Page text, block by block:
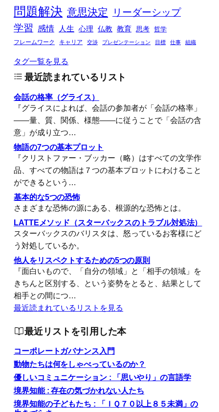
問題解決 意思決定
リーダーシップ
学習
感情 人生 心理 仏教 教育 思考
哲学
フレームワーク
キャリア 交渉 プレゼンテーション 目標 仕事 組織
タグ一覧を見る
最近読まれているリスト
会話の格率（グライス）
『グライスによれば、会話の参加者が「会話の格率」
――量、質、関係、様態――に従うことで「会話の含
意」が成り立つ…
物語の7つの基本プロット
『クリストファー・ブッカー（略）はすべての文学作
品、すべての物語は７つの基本プロットにわけること
ができるという…
基本的な5つの恐怖
さまざまな恐怖の源にある、根源的な恐怖とは。
LATTEメソッド（スターバックスのトラブル対処法）
スターバックスのバリスタは、怒っているお客様にど
う対処しているか。
他人をリスペクトするための5つの原則
『面白いもので、「自分の領域」と「相手の領域」を
きちんと区別する、という姿勢をとると、結果として
相手との間につ…
最近読まれているリストを見る
最近リストを引用した本
コーポレートガバナンス入門
動物たちは何をしゃべっているのか？
優しいコミュニケーション : 「思いやり」の言語学
境界知能 : 存在の気づかれない人たち
境界知能の子どもたち : 「ＩＱ７０以上８５未満」の